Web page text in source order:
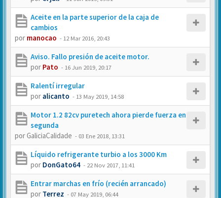
Aceite en la parte superior de la caja de
cambios
por manocao - 12 Mar 2016, 20:43
Aviso. Fallo presión de aceite motor.
por Pato - 16 Jun 2019, 20:17
Ralentí irregular
por alicanto - 13 May 2019, 14:58
Motor 1.2 82cv puretech ahora pierde fuerza en
segunda
porGaliciaCalidade - 03 Ene 2018, 13:31
Líquido refrigerante turbio a los 3000 Km
por DonGato64 - 22 Nov 2017, 11:41
Entrar marchas en frío (recién arrancado)
por Terrez - 07 May 2019, 06:44